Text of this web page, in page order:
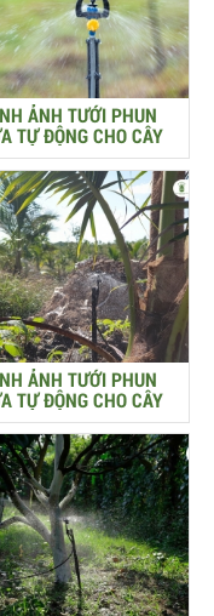
ẢNH TƯỚI PHUN
TỰ ĐỘNG CHO CÂY
MÍT
ẢNH TƯỚI PHUN
TỰ ĐỘNG CHO CÂY
DỪA